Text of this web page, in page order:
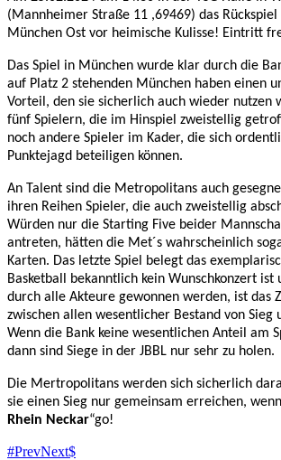
(Mannheimer Straße 11 ,69469) das
München Ost vor heimische Kulisse! Eintritt
Das Spiel in München wurde klar durch die
auf Platz 2 stehenden München haben einen
Vorteil, den sie sicherlich auch wieder nutzen
fünf Spielern, die im Hinspiel zweistellig
noch andere Spieler im Kader, die sich
Punktejagd beteiligen können.
An Talent sind die Metropolitans auch
ihren Reihen Spieler, die auch zweistellig
Würden nur die Starting Five beider
antreten, hätten die Met´s wahrscheinlich
Karten. Das letzte Spiel belegt das
Basketball bekanntlich kein Wunschkonzert ist
durch alle Akteure gewonnen werden, ist das
zwischen allen wesentlicher Bestand von Sieg
Wenn die Bank keine wesentlichen Anteil am
dann sind Siege in der JBBL nur sehr zu holen.
Die Mertropolitans werden sich sicherlich
sie einen Sieg nur gemeinsam erreichen,
Rhein Neckar“go!
PrevNext